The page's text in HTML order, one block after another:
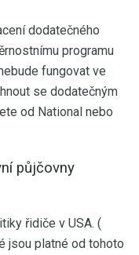
dodatečného
programu
fungovat ve
se dodatečným
od National nebo
půjčovny
řidiče v USA. (
jsou platné od tohoto